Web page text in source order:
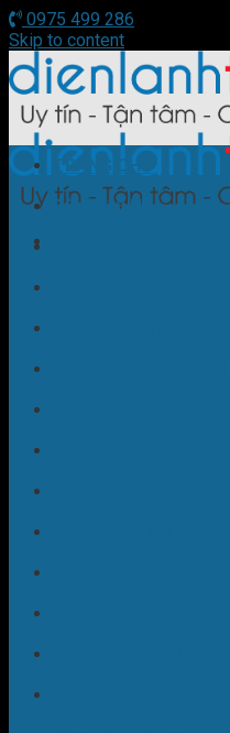
0975 499 286
Skip to content
TRANG CHỦ
Sửa Điều Hòa